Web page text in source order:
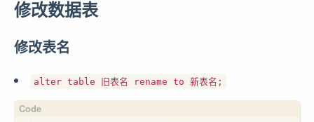
修改数据表
修改表名
alter table 旧表名 rename to 新表名;